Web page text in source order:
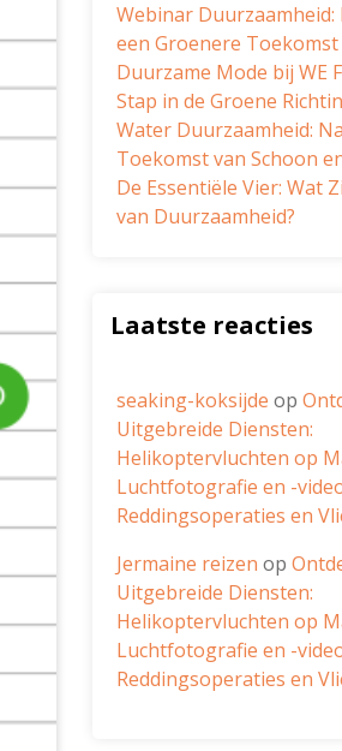
Webinar Duurzaamheid:
een Groenere Toekomst
Duurzame Mode bij WE
Stap in de Groene
Water Duurzaamheid:
Toekomst van Schoon
De Essentiële Vier: Wat
van Duurzaamheid?
Laatste reacties
seaking-koksijde op
Uitgebreide Diensten:
Helikoptervluchten op
Luchtfotografie en -
Reddingsoperaties en
Jermaine reizen op
Uitgebreide Diensten:
Helikoptervluchten op
Luchtfotografie en -
Reddingsoperaties en